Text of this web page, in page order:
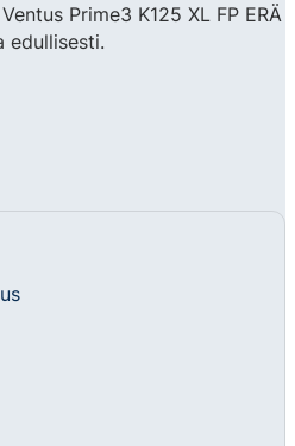
Prime3 K125 XL FP ERÄ
edullisesti.